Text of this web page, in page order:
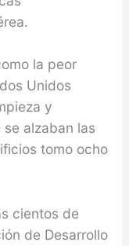
la peor
Unidos
y
alzaban las
tomo ocho
cientos de
de Desarrollo